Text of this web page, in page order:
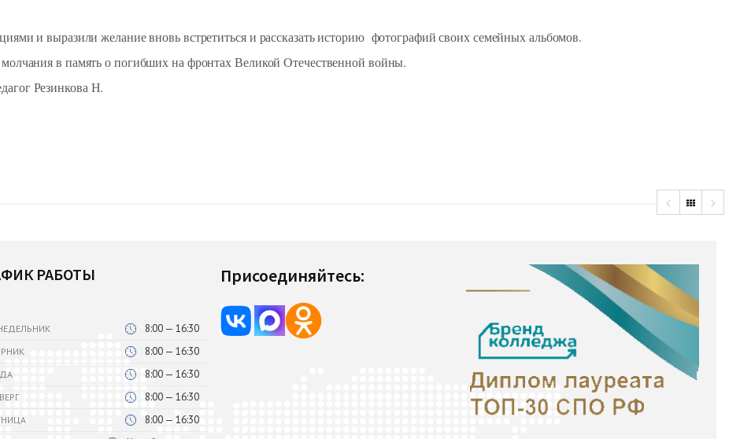
и выразили желание вновь встретиться и рассказать историю фотографий своих семейных альбомов.
в память о погибших на фронтах Великой Отечественной войны.
Резинкова Н.
РАБОТЫ
8:00 — 16:30
8:00 — 16:30
8:00 — 16:30
8:00 — 16:30
8:00 — 16:30
Присоединяйтесь: